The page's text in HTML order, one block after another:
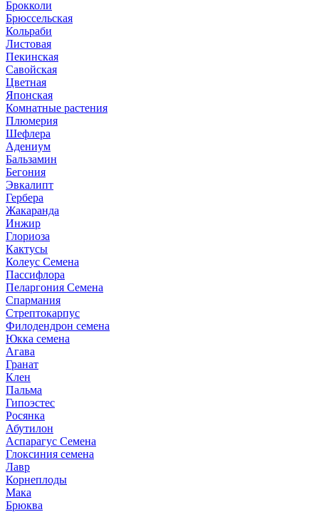
Брокколи
Брюссельская
Кольраби
Листовая
Пекинская
Савойская
Цветная
Японская
Комнатные растения
Плюмерия
Шефлера
Адениум
Бальзамин
Бегония
Эвкалипт
Гербера
Жакаранда
Инжир
Глориоза
Кактусы
Колеус Семена
Пассифлора
Пеларгония Семена
Спармания
Стрептокарпус
Филодендрон семена
Юкка семена
Агава
Гранат
Клен
Пальма
Гипоэстес
Росянка
Абутилон
Аспарагус Семена
Глоксиния семена
Лавр
Корнеплоды
Мака
Брюква